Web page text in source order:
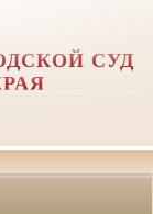
СУД